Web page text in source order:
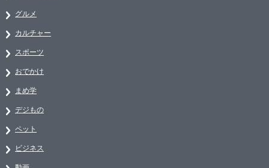
グルメ
カルチャー
スポーツ
おでかけ
まめ学
デジもの
ペット
ビジネス